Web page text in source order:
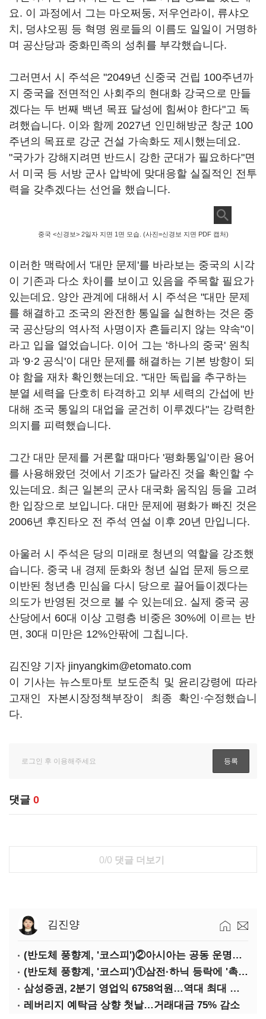
요. 이 과정에서 그는 마오쩌둥, 저우언라이, 류샤오
치, 덩샤오핑 등 혁명 원로들의 이름도 일일이 거명하
며 공산당과 중화민족의 성취를 부각했습니다.
그러면서 시 주석은 "2049년 신중국 건립 100주년까
지 중국을 전면적인 사회주의 현대화 강국으로 만들
겠다는 두 번째 백년 목표 달성에 힘써야 한다"고 독
려했습니다. 이와 함께 2027년 인민해방군 창군 100
주년의 목표로 강군 건설 가속화도 제시했는데요.
"국가가 강해지려면 반드시 강한 군대가 필요하다"면
서 미국 등 서방 군사 압박에 맞대응할 실질적인 전투
력을 갖추겠다는 선언을 했습니다.
중국 <신경보> 2일자 지면 1면 모습. (사진=신경보 지면 PDF 캡처)
이러한 맥락에서 '대만 문제'를 바라보는 중국의 시각
이 기존과 다소 차이를 보이고 있음을 주목할 필요가
있는데요. 양안 관계에 대해서 시 주석은 "대만 문제
를 해결하고 조국의 완전한 통일을 실현하는 것은 중
국 공산당의 역사적 사명이자 흔들리지 않는 약속"이
라고 입을 열었습니다. 이어 그는 '하나의 중국' 원칙
과 '9·2 공식'이 대만 문제를 해결하는 기본 방향이 되
야 함을 재차 확인했는데요. "대만 독립을 추구하는
분열 세력을 단호히 타격하고 외부 세력의 간섭에 반
대해 조국 통일의 대업을 굳건히 이루겠다"는 강력한
의지를 피력했습니다.
그간 대만 문제를 거론할 때마다 '평화통일'이란 용어
를 사용해왔던 것에서 기조가 달라진 것을 확인할 수
있는데요. 최근 일본의 군사 대국화 움직임 등을 고려
한 입장으로 보입니다. 대만 문제에 평화가 빠진 것은
2006년 후진타오 전 주석 연설 이후 20년 만입니다.
아울러 시 주석은 당의 미래로 청년의 역할을 강조했
습니다. 중국 내 경제 둔화와 청년 실업 문제 등으로
이반된 청년층 민심을 다시 당으로 끌어들이겠다는
의도가 반영된 것으로 볼 수 있는데요. 실제 중국 공
산당에서 60대 이상 고령층 비중은 30%에 이르는 반
면, 30대 미만은 12%안팎에 그칩니다.
김진양 기자 jinyangkim@etomato.com
이 기사는 뉴스토마토 보도준칙 및 윤리강령에 따라
고재인 자본시장정책부장이 최종 확인·수정했습니
다.
댓글 0
0/0 댓글 더보기
김진양
(반도체 풍향계, '코스피')②아시아는 공동 운명체?…일본·대만도 '동반 출렁'
(반도체 풍향계, '코스피')①삼전·하닉 등락에 '촉각'…코스피·나스닥 '한 몸'
삼성증권, 2분기 영업익 6758억원…역대 최대 경신
레버리지 예탁금 상향 첫날…거래대금 75% 감소